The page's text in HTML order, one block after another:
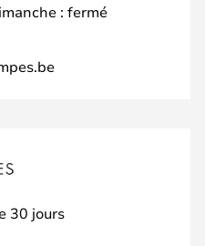
: fermé
30 jours